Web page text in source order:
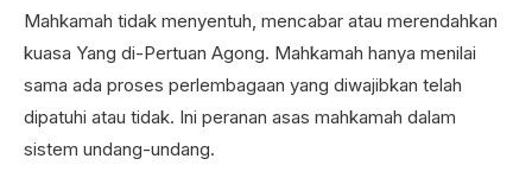
Mahkamah tidak menyentuh, mencabar atau merendahkan
kuasa Yang di-Pertuan Agong. Mahkamah hanya menilai
sama ada proses perlembagaan yang diwajibkan telah
dipatuhi atau tidak. Ini peranan asas mahkamah dalam
sistem undang-undang.